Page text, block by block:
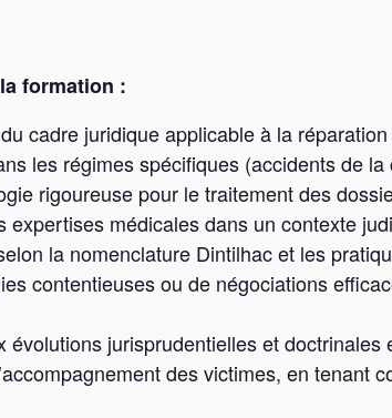
formation :
cadre juridique applicable à la
les régimes spécifiques (accidents de
rigoureuse pour le traitement des
expertises médicales dans un contexte
la nomenclature Dintilhac et les
contentieuses ou de négociations
évolutions jurisprudentielles et
des victimes, en tenant